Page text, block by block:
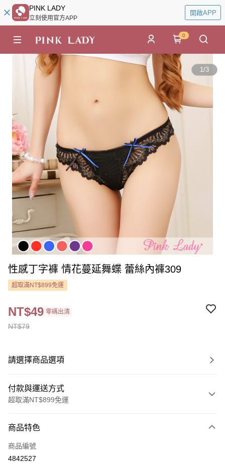
PINK LADY
立刻使用官方APP
開啟APP
0
1/3
性感丁字褲 情花蔓延舞蝶 蕾絲內褲309
超取滿NT$899免運
NT$79
NT$49 零碼出清
請選擇商品選項
付款與運送方式
超取滿NT$899免運
信用卡一次付款
超商取貨付款
商品特色
商品編號
4842527